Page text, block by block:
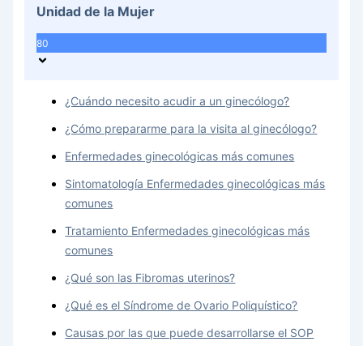
Unidad de la Mujer
80
¿Cuándo necesito acudir a un ginecólogo?
¿Cómo prepararme para la visita al ginecólogo?
Enfermedades ginecológicas más comunes
Sintomatología Enfermedades ginecológicas más
comunes
Tratamiento Enfermedades ginecológicas más
comunes
¿Qué son las Fibromas uterinos?
¿Qué es el Síndrome de Ovario Poliquístico?
Causas por las que puede desarrollarse el SOP